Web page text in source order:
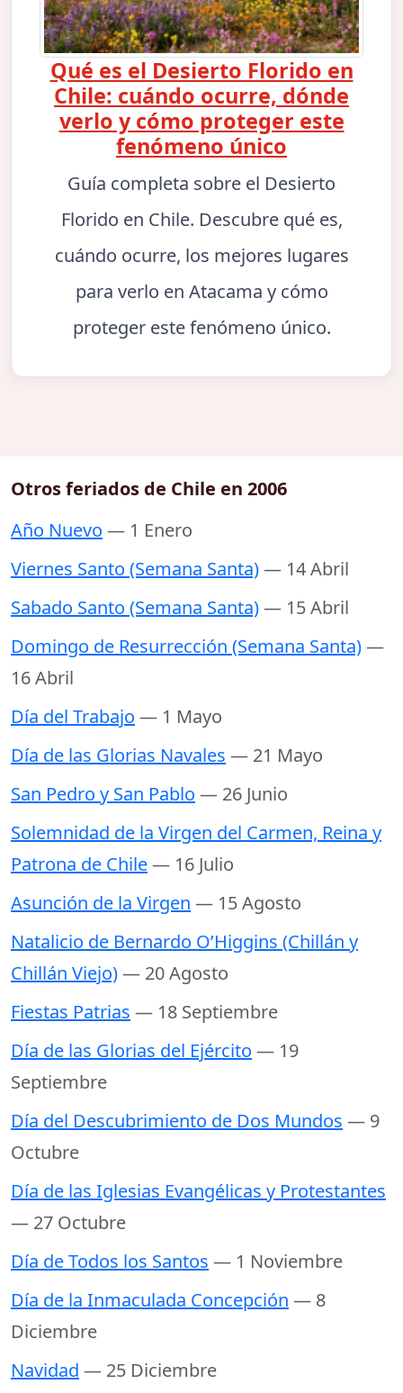
Qué es el Desierto Florido en
Chile: cuándo ocurre, dónde
verlo y cómo proteger este
fenómeno único
Guía completa sobre el Desierto
Florido en Chile. Descubre qué es,
cuándo ocurre, los mejores lugares
para verlo en Atacama y cómo
proteger este fenómeno único.
Otros feriados de Chile en 2006
Año Nuevo — 1 Enero
Viernes Santo (Semana Santa)— 14 Abril
Sabado Santo (Semana Santa)— 15 Abril
Domingo de Resurrección (Semana Santa)—
16 Abril
Día del Trabajo — 1 Mayo
Día de las Glorias Navales — 21 Mayo
San Pedro y San Pablo — 26 Junio
Solemnidad de la Virgen del Carmen, Reina y
Patrona de Chile— 16 Julio
Asunción de la Virgen — 15 Agosto
Natalicio de Bernardo O’Higgins (Chillán y
Chillán Viejo)— 20 Agosto
Fiestas Patrias — 18 Septiembre
Día de las Glorias del Ejército — 19
Septiembre
Día del Descubrimiento de Dos Mundos — 9
Octubre
Día de las Iglesias Evangélicas y Protestantes
— 27 Octubre
Día de Todos los Santos — 1 Noviembre
Día de la Inmaculada Concepción — 8
Diciembre
Navidad — 25 Diciembre